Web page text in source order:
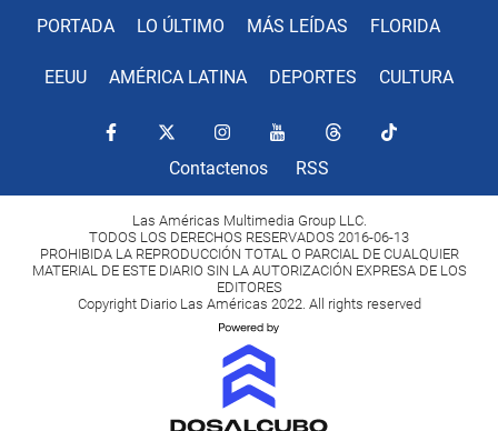
PORTADA LO ÚLTIMO MÁS LEÍDAS FLORIDA
EEUU AMÉRICA LATINA DEPORTES CULTURA
Contactenos RSS
Las Américas Multimedia Group LLC.
TODOS LOS DERECHOS RESERVADOS 2016-06-13
PROHIBIDA LA REPRODUCCIÓN TOTAL O PARCIAL DE CUALQUIER
MATERIAL DE ESTE DIARIO SIN LA AUTORIZACIÓN EXPRESA DE LOS
EDITORES
Copyright Diario Las Américas 2022. All rights reserved